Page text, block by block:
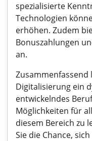
spezialisierte
Technologien
erhöhen. Zudem
Bonuszahlungen
an.
Zusammenfassend
Digitalisierung ein
entwickelndes
Möglichkeiten für
diesem Bereich zu
Sie die Chance,